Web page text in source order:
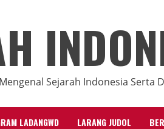
Mengenal Sejarah Indonesia Serta
LADANGWD LARANG JUDOL